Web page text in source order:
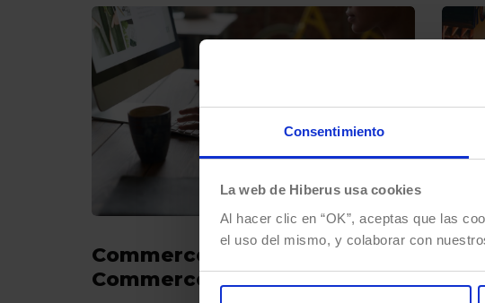
Consentimiento
La web de Hiberus usa cookies
Al hacer clic en “OK”, aceptas que las
el uso del mismo, y colaborar con
Commerce Cloud B2B, tu e-
Commerce dentro de tu CRM